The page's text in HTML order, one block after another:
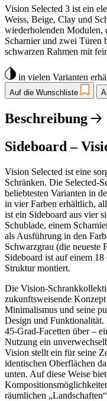
Vision Selected 3 ist ein
Weiss, Beige, Clay und
wiederholenden Modulen,
Scharnier und zwei Türen
schwarzen Rahmen mit
in vielen Varianten
Auf die Wunschliste
Beschreibung
Sideboard –
Vision Selected ist eine
Schränken. Die Selected-
beliebtesten Varianten in
in vier Farben erhältlich,
ist ein Sideboard aus vier
Schublade, einem
als Ausführung in den
Schwarzgrau (die neueste
Sideboard ist auf einem
Struktur montiert.
Die Vision-
zukunftsweisende
Minimalismus und seine
Design und
45-Grad-Facetten über –
Nutzung ein
Vision stellt ein für seine
identischen Oberflächen
unten. Auf diese Weise
räumlichen